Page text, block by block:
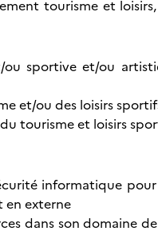
tourisme et
ou sportive et/ou
et/ou des loisirs
tourisme et loisirs
informatique
en externe
dans son domaine